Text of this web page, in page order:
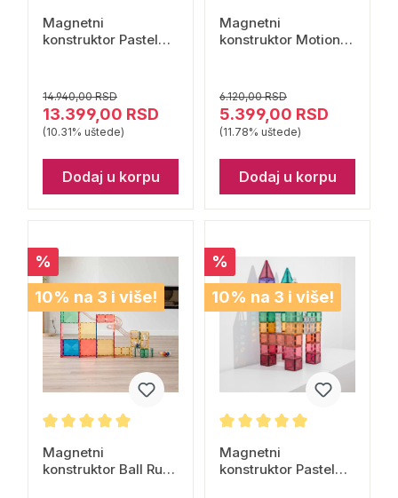
Magnetni
konstruktor Pastel
14.940,00 RSD
13.399,00 RSD
(10.31% uštede)
Dodaj u korpu
Magnetni
konstruktor Motion
6.120,00 RSD
5.399,00 RSD
(11.78% uštede)
Dodaj u korpu
%
10% na 3 i više!
Magnetni
konstruktor Ball Run
%
10% na 3 i više!
Magnetni
konstruktor Pastel